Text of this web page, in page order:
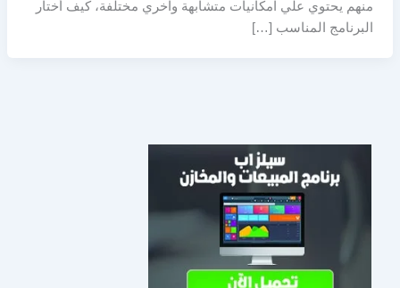
منهم يحتوي علي امكانيات متشابهة واخري مختلفة، كيف أختار
البرنامج المناسب […]